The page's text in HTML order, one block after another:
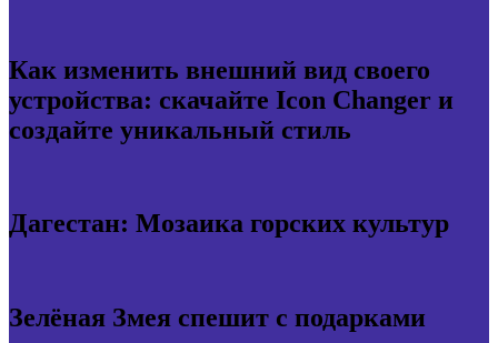
Как изменить внешний вид своего
устройства: скачайте Icon Changer и
создайте уникальный стиль
Дагестан: Мозаика горских культур
Зелёная Змея спешит с подарками